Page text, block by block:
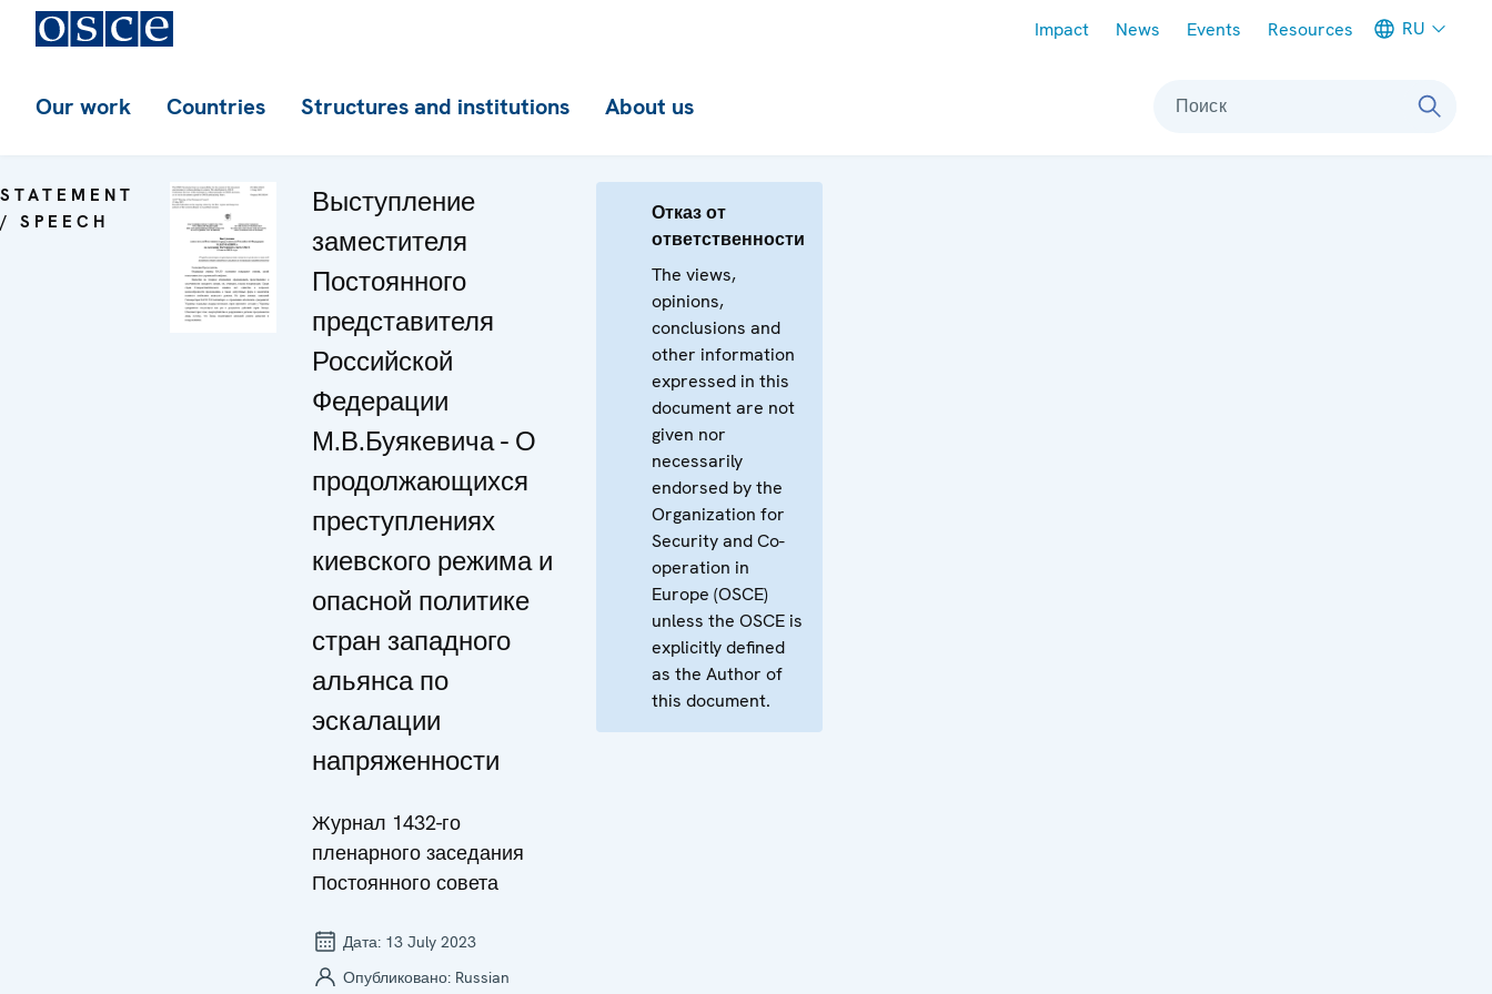
Impact News Events Resources RU
Our work Countries Structures and institutions About us Поиск
STATEMENT
/ SPEECH
Выступление
заместителя
Постоянного
представителя
Российской
Федерации
М.В.Буякевича - О
продолжающихся
преступлениях
киевского режима и
опасной политике
стран западного
альянса по
эскалации
напряженности
Журнал 1432-го
пленарного заседания
Постоянного совета
Дата: 13 July 2023
Опубликовано: Russian
Отказ от
ответственности
The views,
opinions,
conclusions and
other information
expressed in this
document are not
given nor
necessarily
endorsed by the
Organization for
Security and Co-
operation in
Europe (OSCE)
unless the OSCE is
explicitly defined
as the Author of
this document.